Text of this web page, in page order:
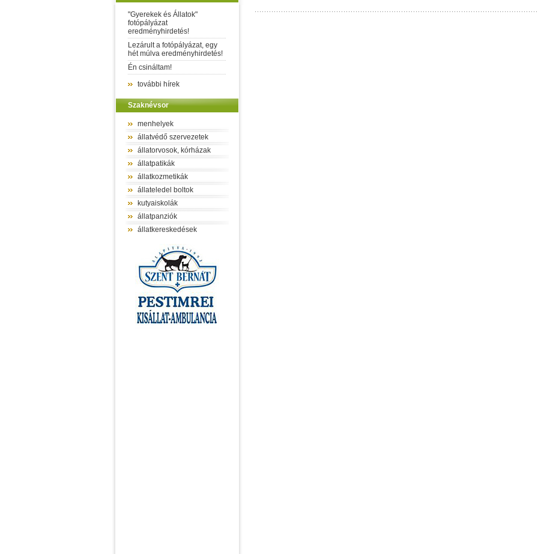
"Gyerekek és Állatok"
fotópályázat
eredményhirdetés!
Lezárult a fotópályázat, egy
hét múlva eredményhirdetés!
Én csináltam!
további hírek
Szaknévsor
menhelyek
állatvédő szervezetek
állatorvosok, kórházak
állatpatikák
állatkozmetikák
állateledel boltok
kutyaiskolák
állatpanziók
állatkereskedések